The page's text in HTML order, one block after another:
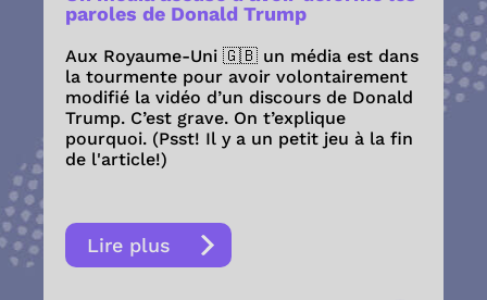
paroles de Donald Trump
Aux Royaume-Uni 🇬🇧 un média est dans
la tourmente pour avoir volontairement
modifié la vidéo d’un discours de Donald
Trump. C’est grave. On t’explique
pourquoi. (Psst! Il y a un petit jeu à la fin
de l'article!)
Lire plus